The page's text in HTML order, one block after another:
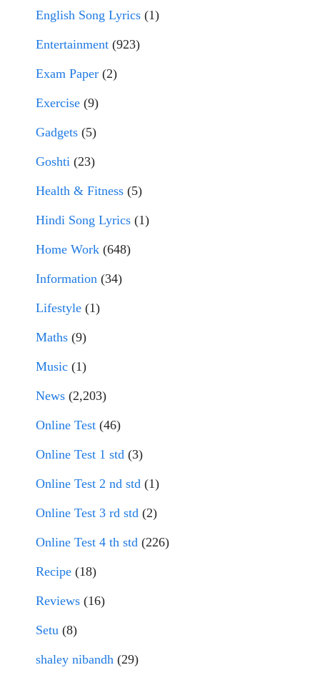
English Song Lyrics (1)
Entertainment (923)
Exam Paper (2)
Exercise (9)
Gadgets (5)
Goshti (23)
Health & Fitness (5)
Hindi Song Lyrics (1)
Home Work (648)
Information (34)
Lifestyle (1)
Maths (9)
Music (1)
News (2,203)
Online Test (46)
Online Test 1 std (3)
Online Test 2 nd std (1)
Online Test 3 rd std (2)
Online Test 4 th std (226)
Recipe (18)
Reviews (16)
Setu (8)
shaley nibandh (29)